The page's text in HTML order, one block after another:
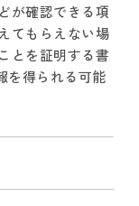
が確認できる項
てもらえない場
とを証明する書
を得られる可能